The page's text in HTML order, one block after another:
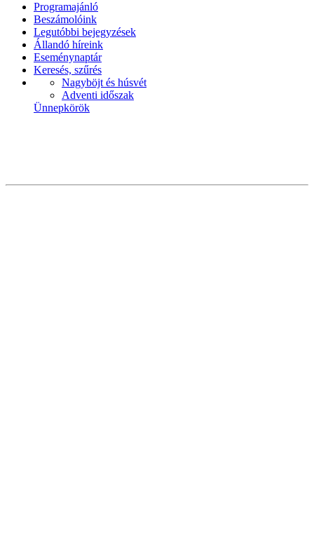
Programajánló
Beszámolóink
Legutóbbi bejegyzések
Állandó híreink
Eseménynaptár
Keresés, szűrés
Nagyböjt és húsvét
Adventi időszak
Ünnepkörök